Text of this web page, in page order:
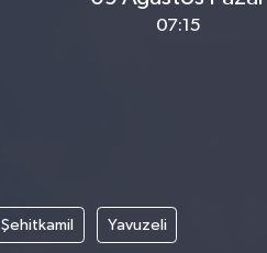
07:15
Şehitkamil Yavuzeli